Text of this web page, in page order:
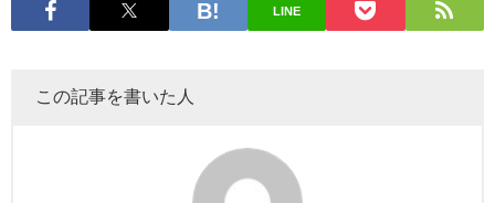
LINE
この記事を書いた人